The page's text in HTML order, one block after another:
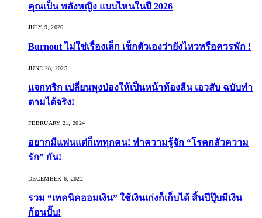
คุณเป็น พลังหญิง แบบไหนในปี 2026
JULY 9, 2026
Burnout ไม่ใช่เรื่องเล็ก เช็กตัวเองว่ายังไหวหรือควรพัก !
JUNE 28, 2025
แจกทริก เปลี่ยนพุงป่องให้เป็นหน้าท้องลีน เอวสับ ฉบับทำ
ตามได้จริง!
FEBRUARY 21, 2024
อยากมีแฟนแต่ก็เททุกคน! ทำความรู้จัก “โรคกลัวความ
รัก” กัน!
DECEMBER 6, 2022
รวม “เทคนิคออมเงิน” ใช้เงินเก่งก็เก็บได้ สิ้นปีปุ๊บมีเงิน
ก้อนปั๊บ!